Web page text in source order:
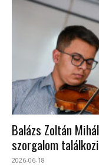
Balázs Zoltán
szorgalom
2026-06-18